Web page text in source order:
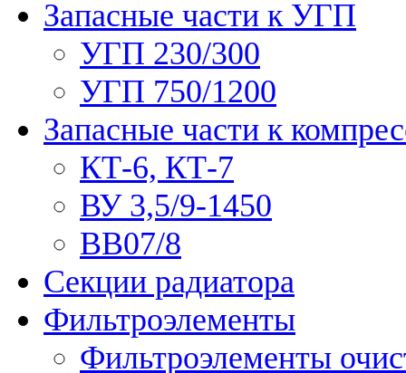
Запасные части к УГП
УГП 230/300
УГП 750/1200
Запасные части к
КТ-6, КТ-7
ВУ 3,5/9-1450
ВВ07/8
Секции радиатора
Фильтроэлементы
Фильтроэлементы